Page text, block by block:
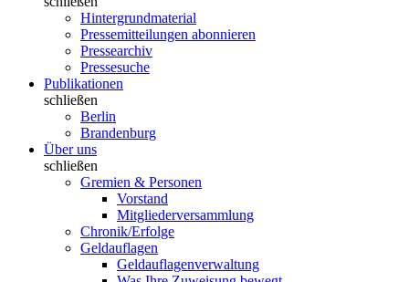
Hintergrundmaterial
Pressemitteilungen abonnieren
Pressearchiv
Pressesuche
Publikationen
schließen
Berlin
Brandenburg
Über uns
schließen
Gremien & Personen
Vorstand
Mitgliederversammlung
Chronik/Erfolge
Geldauflagen
Geldauflagenverwaltung